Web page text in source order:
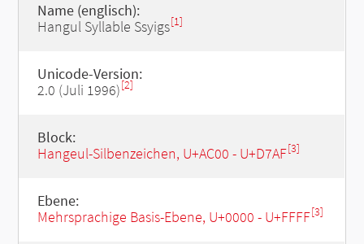
Name (englisch):
Hangul Syllable Ssyigs[1]
Unicode-Version:
2.0 (Juli 1996)[2]
Block:
Hangeul-Silbenzeichen, U+AC00 - U+D7AF[3]
Ebene:
Mehrsprachige Basis-Ebene, U+0000 - U+FFFF[3]